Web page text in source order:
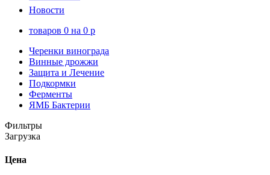
Новости
товаров 0 на 0 p
Черенки винограда
Винные дрожжи
Защита и Лечение
Подкормки
Ферменты
ЯМБ Бактерии
Фильтры
Загрузка
Цена